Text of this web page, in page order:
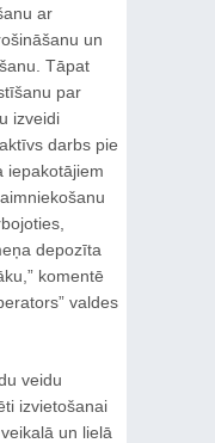
ar
un
Tāpat
par
izveidi
darbs pie
iepakotājiem
depozīta
komentē
valdes
veidu
izvietošanai
un lielā